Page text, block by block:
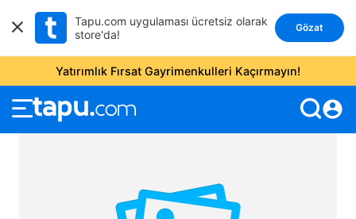
Tapu.com uygulaması ücretsiz olarak
store'da!
Gözat
Yatırımlık Fırsat Gayrimenkulleri Kaçırmayın!
account_circle